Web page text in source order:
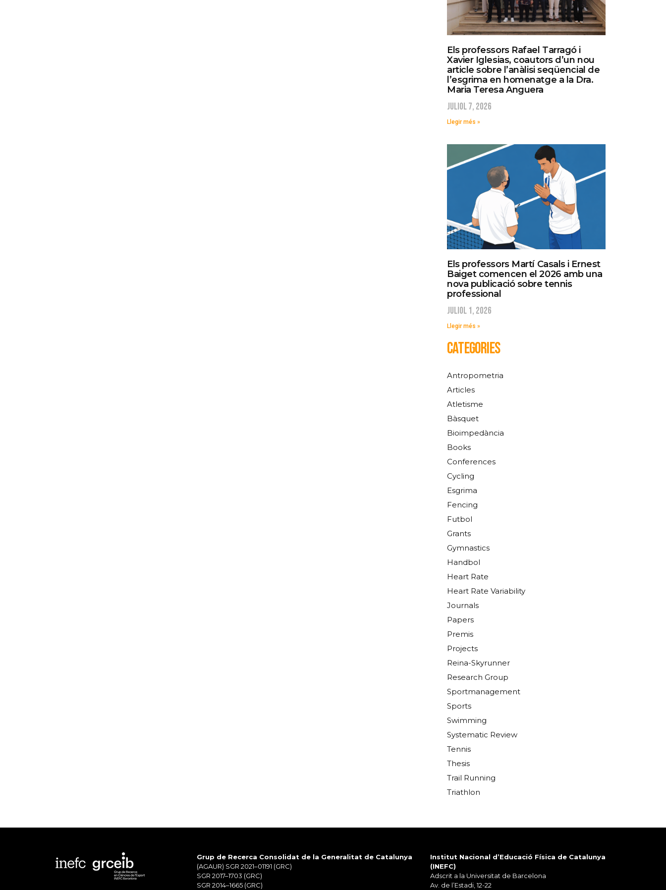
Els professors Rafael Tarragó i
Xavier Iglesias, coautors d’un nou
article sobre l’anàlisi seqüencial de
l’esgrima en homenatge a la Dra.
Maria Teresa Anguera
juliol 7, 2026
Llegir més »
Els professors Martí Casals i Ernest
Baiget comencen el 2026 amb una
nova publicació sobre tennis
professional
juliol 1, 2026
Llegir més »
CATEGORIES
Antropometria
Articles
Atletisme
Bàsquet
Bioimpedància
Books
Conferences
Cycling
Esgrima
Fencing
Futbol
Grants
Gymnastics
Handbol
Heart Rate
Heart Rate Variability
Journals
Papers
Premis
Projects
Reina-Skyrunner
Research Group
Sportmanagement
Sports
Swimming
Systematic Review
Tennis
Thesis
Trail Running
Triathlon
Grup de Recerca Consolidat de la Generalitat de Catalunya
(AGAUR) SGR 2021–01191 (GRC)
SGR 2017–1703 (GRC)
SGR 2014–1665 (GRC)
Institut Nacional d’Educació Física de Catalunya
(INEFC)
Adscrit a la Universitat de Barcelona
Av. de l’Estadi, 12-22